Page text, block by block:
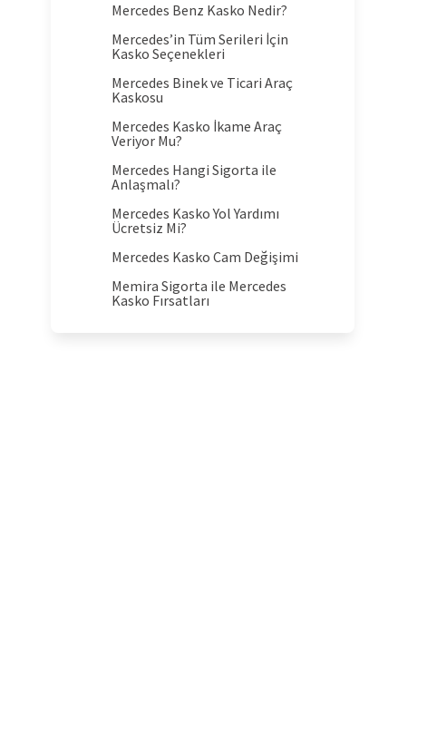
Mercedes Benz Kasko Nedir?
Mercedes’in Tüm Serileri İçin
Kasko Seçenekleri
Mercedes Binek ve Ticari Araç
Kaskosu
Mercedes Kasko İkame Araç
Veriyor Mu?
Mercedes Hangi Sigorta ile
Anlaşmalı?
Mercedes Kasko Yol Yardımı
Ücretsiz Mi?
Mercedes Kasko Cam Değişimi
Memira Sigorta ile Mercedes
Kasko Fırsatları